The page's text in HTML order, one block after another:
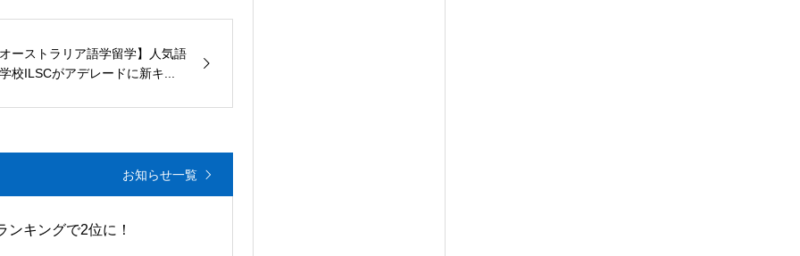
ーストラリア語学留学】人気語
校ILSCがアデレードに新キ...
お知らせ一覧
キングで2位に！